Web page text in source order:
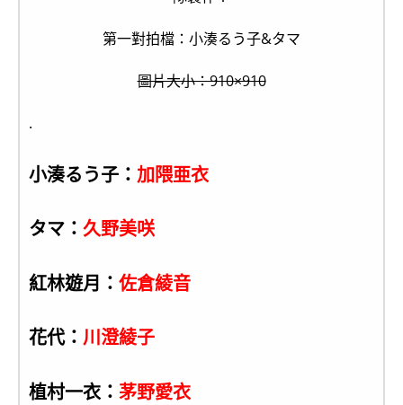
第一對拍檔：小湊るう子&タマ
圖片大小：910×910
.
小湊るう子： 加隈亜衣
タマ： 久野美咲
紅林遊月： 佐倉綾音
花代： 川澄綾子
植村一衣： 茅野愛衣